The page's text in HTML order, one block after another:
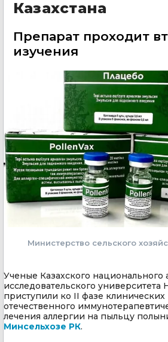
Казахстана
Препарат проходит
изучения
Министерство сельского
Ученые Казахского национального
исследовательского
приступили ко II фазе
отечественного
лечения аллергии на пыльцу
Минсельхозе РК.